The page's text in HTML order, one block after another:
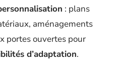
: plans
aménagements
portes ouvertes pour
d’adaptation.